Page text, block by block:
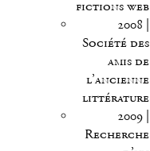
fictions web
2008 |
Société des
amis de
l’ancienne
littérature
2009 |
Recherche